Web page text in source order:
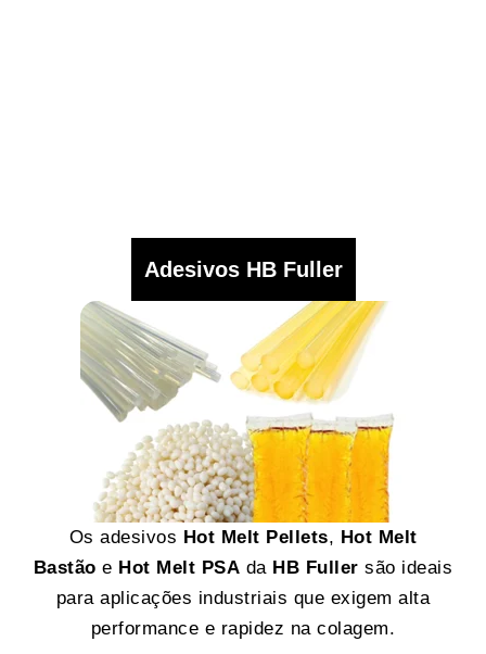
Adesivos HB Fuller
Os adesivos Hot Melt Pellets, Hot Melt
Bastão e Hot Melt PSA da HB Fuller são ideais
para aplicações industriais que exigem alta
performance e rapidez na colagem.